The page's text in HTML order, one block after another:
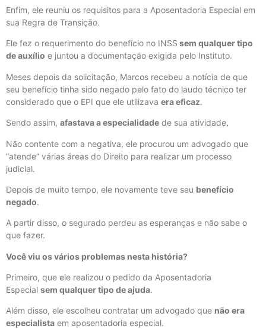
Enfim, ele reuniu os requisitos para a Aposentadoria Especial em
sua Regra de Transição.
Ele fez o requerimento do benefício no INSS sem qualquer tipo
de auxílio e juntou a documentação exigida pelo Instituto.
Meses depois da solicitação, Marcos recebeu a notícia de que
seu benefício tinha sido negado pelo fato do laudo técnico ter
considerado que o EPI que ele utilizava era eficaz.
Sendo assim, afastava a especialidade de sua atividade.
Não contente com a negativa, ele procurou um advogado que
“atende” várias áreas do Direito para realizar um processo
judicial.
Depois de muito tempo, ele novamente teve seu benefício
negado.
A partir disso, o segurado perdeu as esperanças e não sabe o
que fazer.
Você viu os vários problemas nesta história?
Primeiro, que ele realizou o pedido da Aposentadoria
Especial sem qualquer tipo de ajuda.
Além disso, ele escolheu contratar um advogado que não era
especialista em aposentadoria especial.